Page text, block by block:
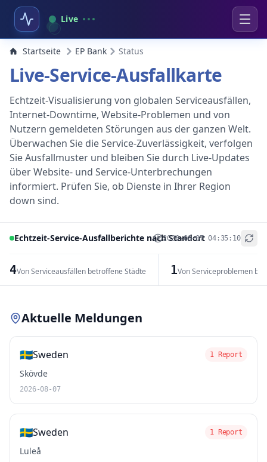
Live
Startseite EP Bank Status
Live-Service-Ausfallkarte
Echtzeit-Visualisierung von globalen Serviceausfällen,
Internet-Downtime, Website-Problemen und von
Nutzern gemeldeten Störungen aus der ganzen Welt.
Überwachen Sie die Service-Zuverlässigkeit, verfolgen
Sie Ausfallmuster und bleiben Sie durch Live-Updates
über Website- und Service-Unterbrechungen
informiert. Prüfen Sie, ob Dienste in Ihrer Region
down sind.
Echtzeit-Service-Ausfallberichte nach Standort
2026-08-07 04:35:10
4Von Serviceausfällen betroffene Städte 1Von Serviceproblemen
+
Aktuelle Meldungen
🇸🇪Sweden 1 Report
Skövde
2026-08-07
🇸🇪Sweden 1 Report
Luleå